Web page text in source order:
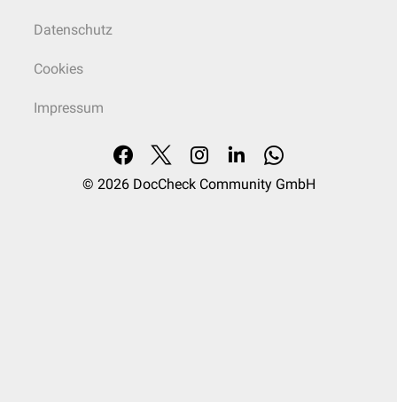
Datenschutz
Cookies
Impressum
© 2026 DocCheck Community GmbH